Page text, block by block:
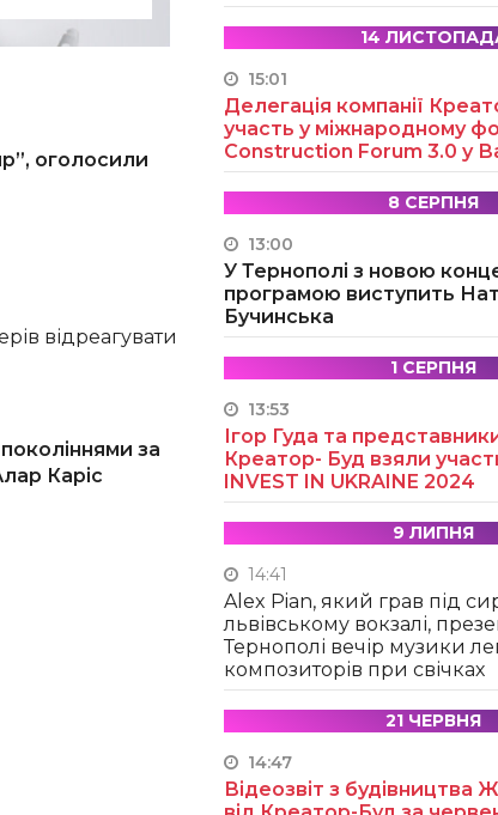
оголосили
відреагувати
за
Каріс
14
15:01
Делегація компанії
участь у міжнародному
Construction Forum 3.0 у
8 СЕРПНЯ
13:00
У Тернополі з новою
програмою виступить
Бучинська
1 СЕРПНЯ
13:53
Ігор Гуда та
Креатор- Буд взяли
INVEST IN UKRAINE 2024
9 ЛИПНЯ
14:41
Alex Pian, який грав під
львівському вокзалі,
Тернополі вечір музики
композиторів при свічках
21 ЧЕРВНЯ
14:47
Відеозвіт з будівництва